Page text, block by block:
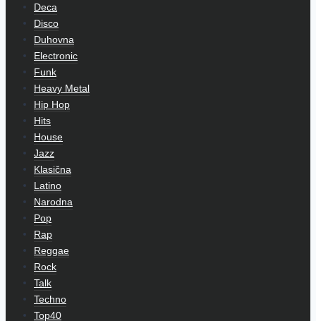
Deca
Disco
Duhovna
Electronic
Funk
Heavy Metal
Hip Hop
Hits
House
Jazz
Klasična
Latino
Narodna
Pop
Rap
Reggae
Rock
Talk
Techno
Top40